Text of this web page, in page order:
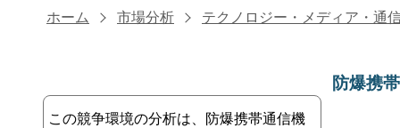
ホーム 市場分析 テクノロジー・メディア・通
この競争環境の分析は、防爆携帯通信機
防爆携